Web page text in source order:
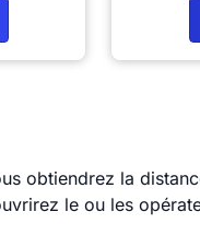
obtiendrez la
le ou les